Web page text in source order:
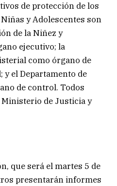
de protección de los
y Adolescentes son
de la Niñez y
ejecutivo; la
como órgano de
el Departamento de
de control. Todos
de Justicia y
que será el martes 5 de
presentarán informes